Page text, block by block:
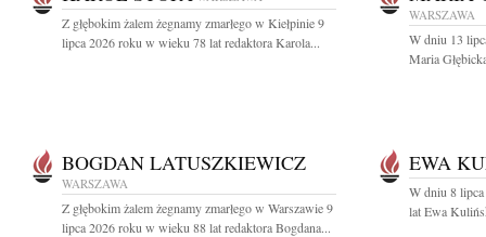
Z głębokim żalem żegnamy zmarłego w Kiełpinie 9
lipca 2026 roku w wieku 78 lat redaktora Karola...
WARSZAWA
W dniu 13
Maria
BOGDAN LATUSZKIEWICZ
WARSZAWA
Z głębokim żalem żegnamy zmarłego w Warszawie 9
lipca 2026 roku w wieku 88 lat redaktora Bogdana...
EWA
W dniu 8
lat Ewa